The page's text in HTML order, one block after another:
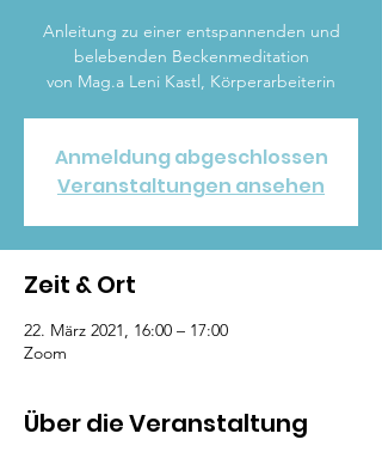
Anleitung zu einer entspannenden und
belebenden Beckenmeditation
von Mag.a Leni Kastl, Körperarbeiterin
Anmeldung abgeschlossen
Veranstaltungen ansehen
Zeit & Ort
22. März 2021, 16:00 – 17:00
Zoom
Über die Veranstaltung